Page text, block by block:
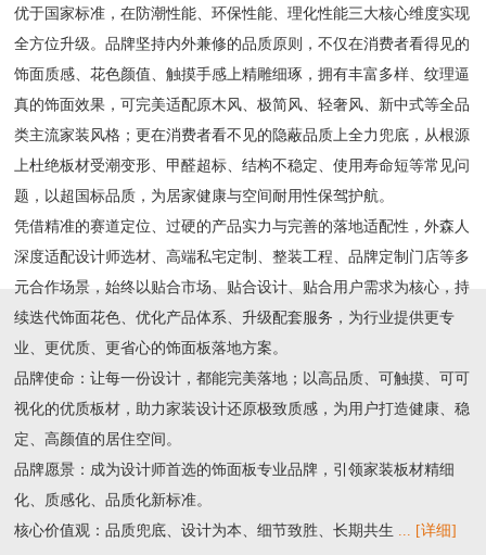
优于国家标准，在防潮性能、环保性能、理化性能三大核心维度实现
全方位升级。品牌坚持内外兼修的品质原则，不仅在消费者看得见的
饰面质感、花色颜值、触摸手感上精雕细琢，拥有丰富多样、纹理逼
真的饰面效果，可完美适配原木风、极简风、轻奢风、新中式等全品
类主流家装风格；更在消费者看不见的隐蔽品质上全力兜底，从根源
上杜绝板材受潮变形、甲醛超标、结构不稳定、使用寿命短等常见问
题，以超国标品质，为居家健康与空间耐用性保驾护航。
凭借精准的赛道定位、过硬的产品实力与完善的落地适配性，外森人
深度适配设计师选材、高端私宅定制、整装工程、品牌定制门店等多
元合作场景，始终以贴合市场、贴合设计、贴合用户需求为核心，持
续迭代饰面花色、优化产品体系、升级配套服务，为行业提供更专
业、更优质、更省心的饰面板落地方案。
品牌使命：让每一份设计，都能完美落地；以高品质、可触摸、可可
视化的优质板材，助力家装设计还原极致质感，为用户打造健康、稳
定、高颜值的居住空间。
品牌愿景：成为设计师首选的饰面板专业品牌，引领家装板材精细
化、质感化、品质化新标准。
核心价值观：品质兜底、设计为本、细节致胜、长期共生
... [详细]